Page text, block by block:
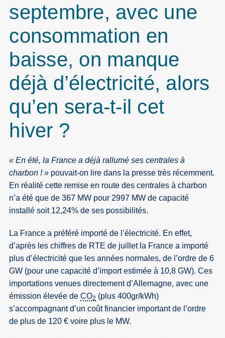
septembre, avec une
consommation en
baisse, on manque
déjà d’électricité, alors
qu’en sera-t-il cet
hiver ?
« En été, la France a déjà rallumé ses centrales à
charbon ! » pouvait-on lire dans la presse très récemment.
En réalité cette remise en route des centrales à charbon
n’a été que de 367 MW pour 2997 MW de capacité
installé soit 12,24% de ses possibilités.
La France a préféré importé de l’électricité. En effet,
d’après les chiffres de RTE de juillet la France a importé
plus d’électricité que les années normales, de l’ordre de 6
GW (pour une capacité d’import estimée à 10,8 GW). Ces
importations venues directement d’Allemagne, avec une
émission élevée deCO2 (plus 400gr/kWh)
s’accompagnant d’un coût financier important de l’ordre
de plus de 120 € voire plus le MW.